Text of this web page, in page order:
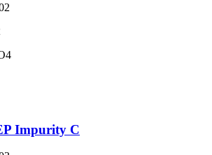
Impurity C